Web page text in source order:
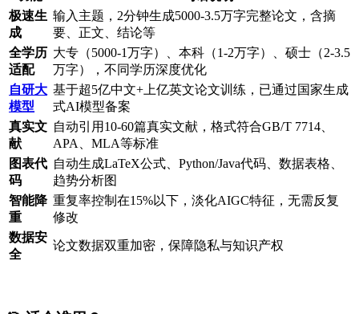
极速生
成
输入主题，2分钟生成5000-3.5万字完整论文，含摘
要、正文、结论等
全学历
适配
大专（5000-1万字）、本科（1-2万字）、硕士（2-3.5
万字），不同学历深度优化
自研大
模型
基于超5亿中文+上亿英文论文训练，已通过国家生成
式AI模型备案
真实文
献
自动引用10-60篇真实文献，格式符合GB/T 7714、
APA、MLA等标准
图表代
码
自动生成LaTeX公式、Python/Java代码、数据表格、
趋势分析图
智能降
重
重复率控制在15%以下，淡化AIGC特征，无需反复
修改
数据安
全
论文数据双重加密，保障隐私与知识产权